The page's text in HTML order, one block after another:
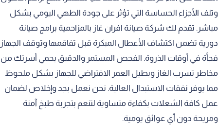
فحص وتغيير خراطيم الغاز التالفة
معالجة كتمة الفرن وتراكم الدخان
فريق العمل الفني المتخصص والمخلص
التدريب والتطوير المستمر للعمالة الميدانية
الالتزام الدقيق بالمواعيد المحددة للزيارة
سرعة الاستجابة لنداءات الطوارئ المفاجئة
وتلف الأجزاء الحساسة التي تؤثر على جودة الطهي اليومي بشكل
مباشر. تقدم لك شركة صيانة افران غاز بالمزاحمية برامج صيانة
دورية تضمن اكتشاف الأعطال المبكرة قبل تفاقمها وتوقف الجهاز
فجأة في أوقات الذروة. الفحص المستمر والدقيق يحمي أسرتك من
مخاطر تسرب الغاز ويطيل العمر الافتراضي للجهاز بشكل ملحوظ
مما يوفر نفقات الاستبدال العالية. نحن نعمل بجد وإخلاص لضمان
عمل كافة الشعلات بكفاءة متساوية لتنعم بتجربة طبخ آمنة
ومريحة دون أي عوائق يومية.